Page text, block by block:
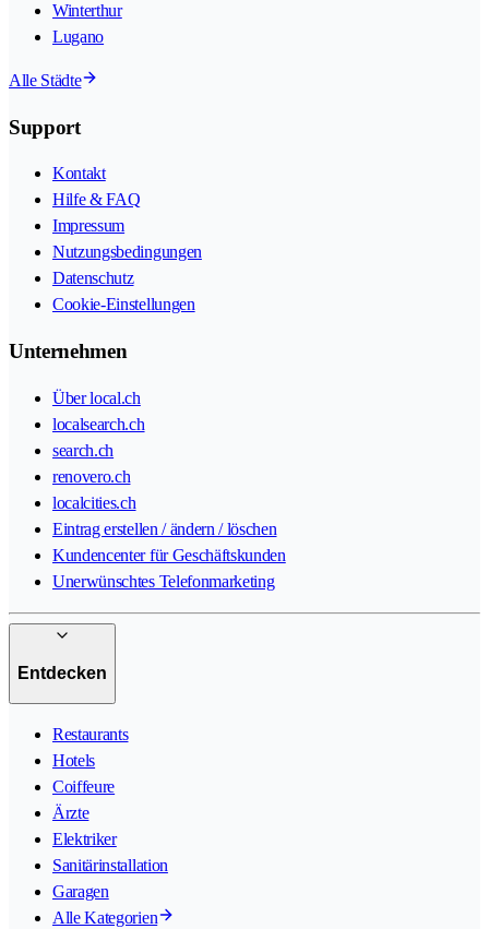
Winterthur
Lugano
Alle Städte
Support
Kontakt
Hilfe & FAQ
Impressum
Nutzungsbedingungen
Datenschutz
Cookie-Einstellungen
Unternehmen
Über local.ch
localsearch.ch
search.ch
renovero.ch
localcities.ch
Eintrag erstellen / ändern / löschen
Kundencenter für Geschäftskunden
Unerwünschtes Telefonmarketing
Entdecken
Restaurants
Hotels
Coiffeure
Ärzte
Elektriker
Sanitärinstallation
Garagen
Alle Kategorien